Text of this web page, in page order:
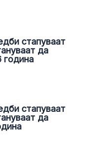
стапуваат
да
година
стапуваат
да